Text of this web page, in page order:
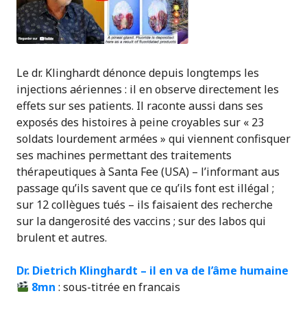
Le dr. Klinghardt dénonce depuis longtemps les
injections aériennes : il en observe directement les
effets sur ses patients. Il raconte aussi dans ses
exposés des histoires à peine croyables sur « 23
soldats lourdement armées » qui viennent confisquer
ses machines permettant des traitements
thérapeutiques à Santa Fee (USA) – l’informant aus
passage qu’ils savent que ce qu’ils font est illégal ;
sur 12 collègues tués – ils faisaient des recherche
sur la dangerosité des vaccins ; sur des labos qui
brulent et autres.
Dr. Dietrich Klinghardt – il en va de l’âme humaine
8mn : sous-titrée en francais